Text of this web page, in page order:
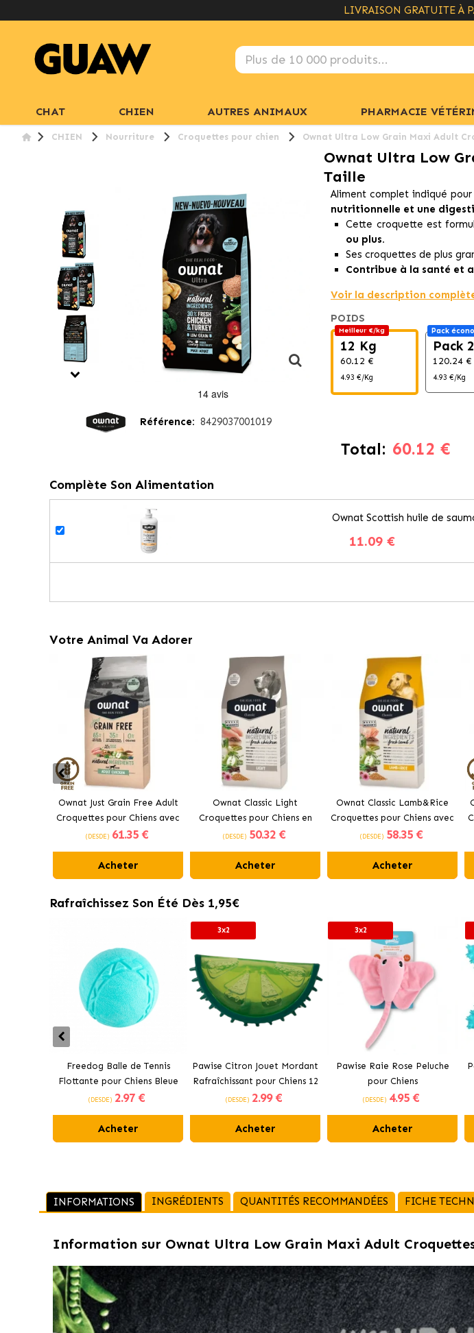
LIVRAISON GRATUITE À
CHAT CHIEN AUTRES ANIMAUX PHARMACIE
CHIEN Nourriture Croquettes pour chien Ownat Ultra Low Grain Maxi Adult
Ownat Ultra Low
Taille
Référence: 8429037001019
Aliment complet indiqué pour
nutritionnelle et une
Cette croquette est
ou plus.
Ses croquettes de plus
Contribue à la santé et
Voir la description
POIDS
Meilleur €/kg
12 Kg
60.12 €
4.93 €/Kg
Pack
Pack
120.24 €
4.93 €/Kg
Total: 60.12 €
Complète Son Alimentation
Ownat Scottish huile de
11.09 €
Votre Animal Va Adorer
Ownat Just Grain Free Adult
Croquettes pour Chiens avec
Poulet
(DESDE) 61.35 €
Acheter
Ownat Classic Light
Croquettes pour Chiens en
Surpoids
(DESDE) 50.32 €
Acheter
Ownat Classic Lamb&Rice
Croquettes pour Chiens avec
Agneau et Riz
(DESDE) 58.35 €
Acheter
Rafraîchissez Son Été Dès 1,95€
Freedog Balle de Tennis
Flottante pour Chiens Bleue
(DESDE) 2.97 €
Acheter
3x2
Pawise Citron Jouet Mordant
Rafraîchissant pour Chiens 12
cm
(DESDE) 2.99 €
Acheter
3x2
Pawise Raie Rose Peluche
pour Chiens
(DESDE) 4.95 €
Acheter
INFORMATIONS INGRÉDIENTS QUANTITÉS RECOMMANDÉES FICHE
Information sur Ownat Ultra Low Grain Maxi Adult